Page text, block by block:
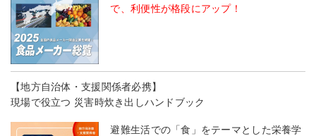
で、利便性が格段にアップ！
【地方自治体・支援関係者必携】
現場で役立つ 災害時炊き出しハンドブック
避難生活での「食」をテーマとした栄養学